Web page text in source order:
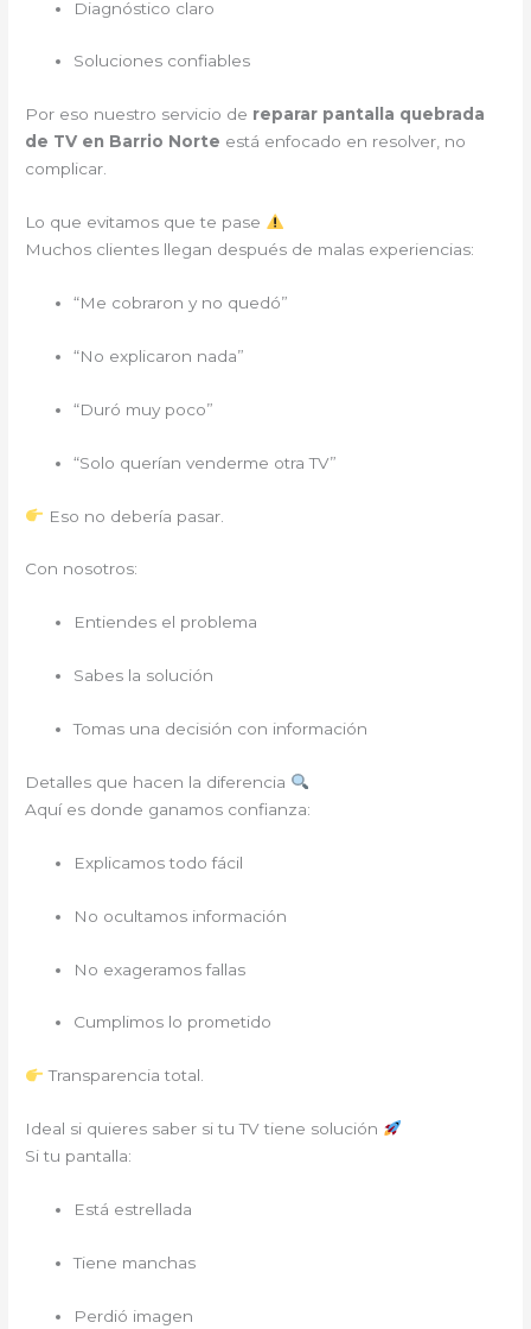
Diagnóstico claro
Soluciones confiables
Por eso nuestro servicio de reparar pantalla quebrada
de TV en Barrio Norte está enfocado en resolver, no
complicar.
Lo que evitamos que te pase
Muchos clientes llegan después de malas experiencias:
“Me cobraron y no quedó”
“No explicaron nada”
“Duró muy poco”
“Solo querían venderme otra TV”
Eso no debería pasar.
Con nosotros:
Entiendes el problema
Sabes la solución
Tomas una decisión con información
Detalles que hacen la diferencia
Aquí es donde ganamos confianza:
Explicamos todo fácil
No ocultamos información
No exageramos fallas
Cumplimos lo prometido
Transparencia total.
Ideal si quieres saber si tu TV tiene solución
Si tu pantalla:
Está estrellada
Tiene manchas
Perdió imagen